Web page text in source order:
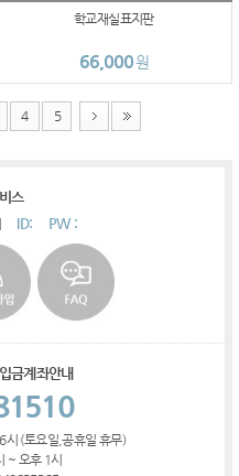
학교재실표지판
66,000원
4 5
스
ID: PW :
금계좌안내
시 (토요일,공휴일 휴무)
~ 오후 1시